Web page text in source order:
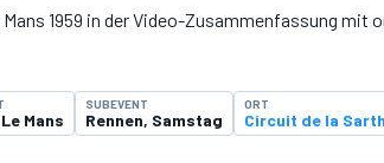
1959 in der Video-Zusammenfassung mit
Mans
SUBEVENT
Rennen, Samstag
ORT
Circuit de la